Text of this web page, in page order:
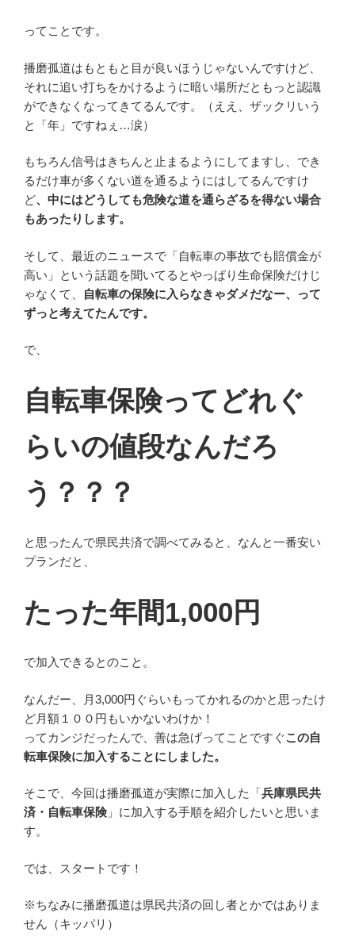
ってことです。
播磨孤道はもともと目が良いほうじゃないんですけど、
それに追い打ちをかけるように暗い場所だともっと認識
ができなくなってきてるんです。（ええ、ザックリいう
と「年」ですねぇ…涙）
もちろん信号はきちんと止まるようにしてますし、でき
るだけ車が多くない道を通るようにはしてるんですけ
ど、中にはどうしても危険な道を通らざるを得ない場合
もあったりします。
そして、最近のニュースで「自転車の事故でも賠償金が
高い」という話題を聞いてるとやっぱり生命保険だけじ
ゃなくて、
自転車の保険に入らなきゃダメだなー、って
ずっと考えてたんです。
で、
自転車保険ってどれぐ
らいの値段なんだろ
う？？？
と思ったんで県民共済で調べてみると、なんと一番安い
プランだと、
たった年間1,000円
で加入できるとのこと。
なんだー、月3,000円ぐらいもってかれるのかと思ったけ
ど月額１００円もいかないわけか！
ってカンジだったんで、善は急げってことですぐこの自
転車保険に加入することにしました。
そこで、今回は播磨孤道が実際に加入した「兵庫県民共
済・自転車保険」に加入する手順を紹介したいと思いま
す。
では、スタートです！
※ちなみに播磨孤道は県民共済の回し者とかではありま
せん（キッパリ）